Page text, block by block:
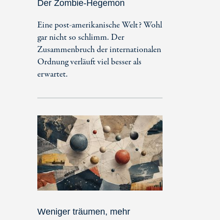
Der Zombie-Hegemon
Eine post-amerikanische Welt? Wohl
gar nicht so schlimm. Der
Zusammenbruch der internationalen
Ordnung verläuft viel besser als
erwartet.
Weniger träumen, mehr